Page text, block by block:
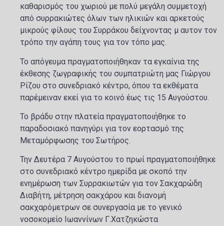
καθαρισμός του χωριού με πολύ μεγάλη συμμετοχή
από συρρακιώτες όλων των ηλικιών και αρκετούς
μικρούς φίλους του Συρράκου δείχνοντας μ αυτον τον
τρόπο την αγάπη τους για τον τόπο μας.
Το απόγευμα πραγματοποιήθηκαν τα εγκαίνια της
έκθεσης ζωγραφικής του συμπατριώτη μας Γιώργου
Ρίζου στο συνεδριακό κέντρο, όπου τα εκθέματα
παρέμειναν εκεί για το κοινό έως τις 15 Αυγούστου.
Το βράδυ στην πλατεία πραγματοποιήθηκε το
παραδοσιακό πανηγύρι για τον εορτασμό της
Μεταμόρφωσης του Σωτήρος.
Την Δευτέρα 7 Αυγούστου το πρωί πραγματοποιήθηκε
στο συνεδριακό κέντρο ημερίδα με σκοπό την
ενημέρωση των Συρρακιωτών για τον Σακχαρώδη
Διαβήτη, μέτρηση σακχάρου και διανομή
σακχαρόμετρων σε συνεργασία με το γενικό
νοσοκομείο Ιωαννίνων Γ.Χατζηκώστα